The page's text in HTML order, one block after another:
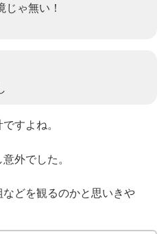
じゃ無い！
すよね。
外でした。
どを観るのかと思いきや